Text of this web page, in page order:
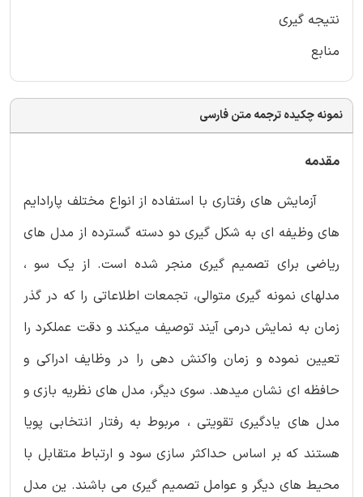
نتیجه گیری
منابع
نمونه چکیده ترجمه متن فارسی
مقدمه
آزمایش های رفتاری با استفاده از انواع مختلف پارادایم
های وظیفه ای به شکل گیری دو دسته گسترده از مدل های
ریاضی برای تصمیم گیری منجر شده است. از یک سو ،
مدلهای نمونه گیری متوالی، تجمعات اطلاعاتی را که در گذر
زمان به نمایش درمی آیند توصیف میکند و دقت عملکرد را
تعیین نموده و زمان واکنش دهی را در وظایف ادراکی و
حافظه ای نشان میدهد. سوی دیگر، مدل های نظریه بازی و
مدل های یادگیری تقویتی ، مربوط به رفتار انتخابی پویا
هستند که بر اساس حداکثر سازی سود و ارتباط متقابل با
محیط های دیگر و عوامل تصمیم گیری می باشند. ین مدل